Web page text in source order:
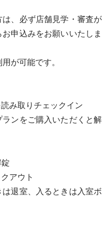
は、必ず店舗見学・審査が
申込みをお願いいたしま
が可能です。
み取りチェックイン
ンをご購入いただくと解
アウト
退室、入るときは入室ボ